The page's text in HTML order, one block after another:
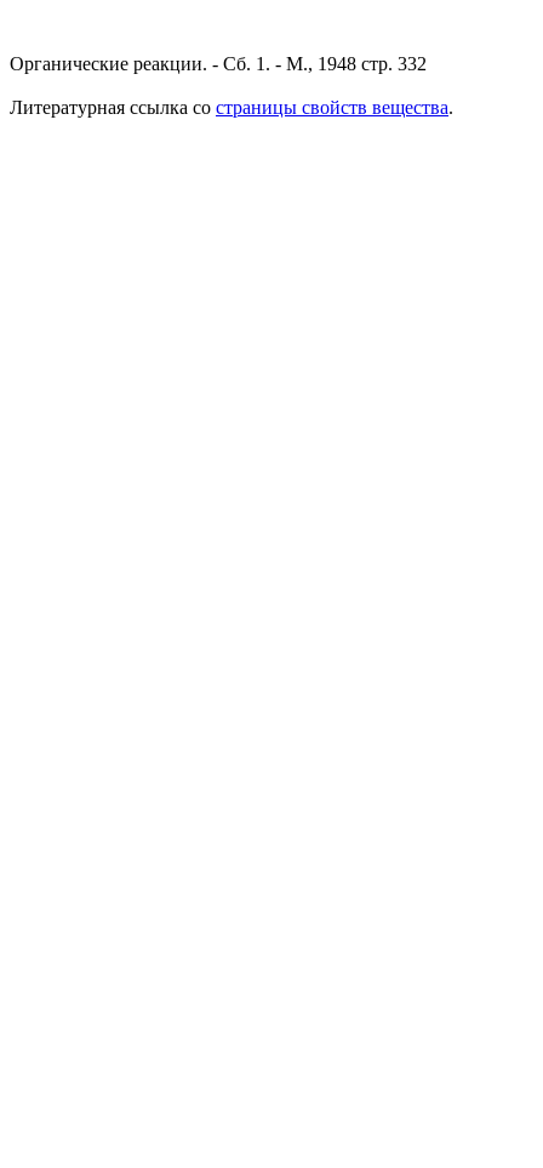
Органические реакции. - Сб. 1. - М., 1948 стр. 332
Литературная ссылка со страницы свойств вещества.